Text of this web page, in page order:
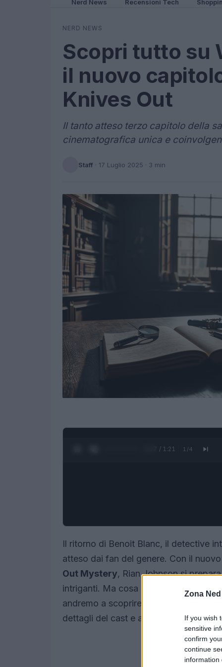
Zona Ned
If you wish
sensitive
confirm
continue
information
Nerd News Recensioni Tech
NERD NEWS
Scopri tutto su
il nuovo
Knives Out
Il tanto atteso terzo capitolo della
cinematografica unica e
Staff · 17 Luglio 2025 · 3 min
0:28 / 1:21 1 /4
Il ritorno di Benoit Blanc, il detective
atteso dai fan del genere. Con il
Out Mystery, Rian Johnson si
intriganti. Ma cosa ci aspetta
andremo a scoprire tutto ciò che
dettagli del cast e alla data di uscita.